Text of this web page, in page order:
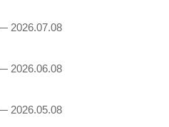
2026.07.08
2026.06.08
2026.05.08